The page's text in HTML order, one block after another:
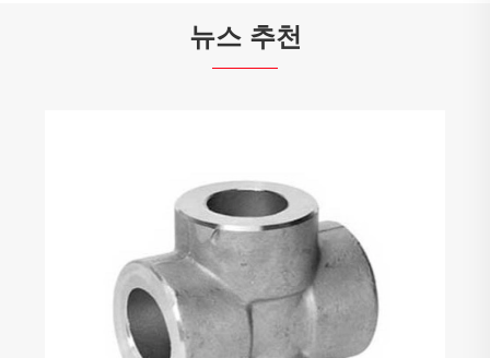
뉴스 추천
고압 배관 시스템에 소켓 용접 플랜지가 필수
적인 이유는 무엇입니까?
더보기 >>